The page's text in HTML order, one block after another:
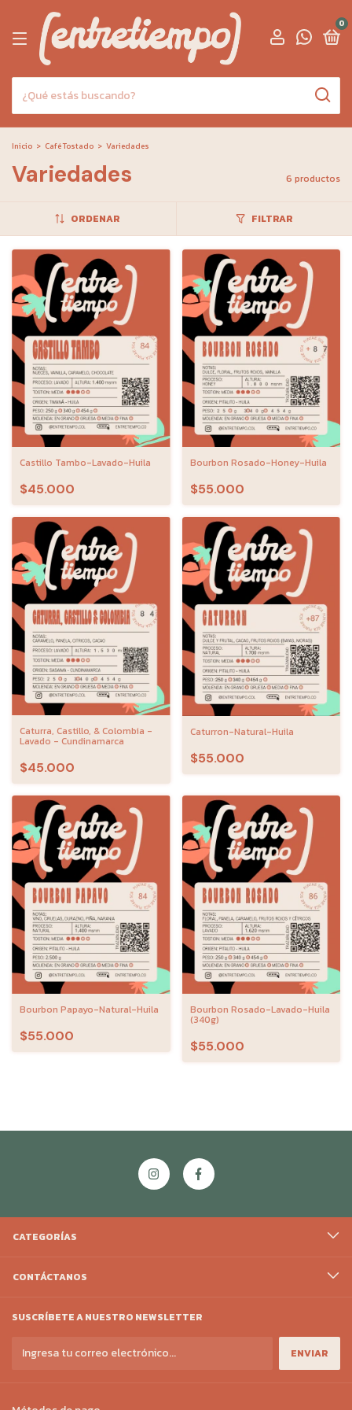
0
Inicio > Café Tostado > Variedades
Variedades 6 productos
ORDENAR FILTRAR
Castillo Tambo-Lavado-Huila
$45.000
Bourbon Rosado-Honey-Huila
$55.000
Caturra, Castillo, & Colombia -
Lavado - Cundinamarca
$45.000
Caturron-Natural-Huila
$55.000
Bourbon Papayo-Natural-Huila
$55.000
Bourbon Rosado-Lavado-Huila
(340g)
$55.000
CATEGORÍAS
CONTÁCTANOS
SUSCRÍBETE A NUESTRO NEWSLETTER